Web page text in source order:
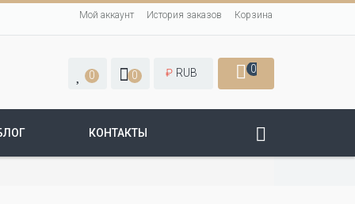
Мой аккаунт История заказов Корзина
0 0 ₽ RUB 0
КОНТАКТЫ